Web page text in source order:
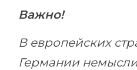
Важно!
В европейских
Германии